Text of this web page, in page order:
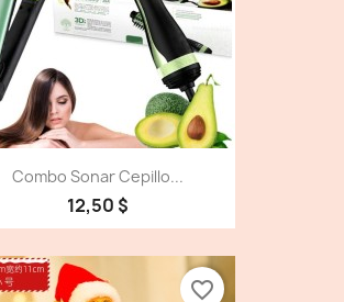
Combo Sonar Cepillo...
12,50 $
favorite_border